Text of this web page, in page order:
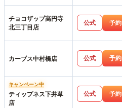
チョコザップ高円寺
北三丁目店
公式 予約
カーブス中村橋店 公式 予約
キャンペーン中
ティップネス下井草
店
公式 予約